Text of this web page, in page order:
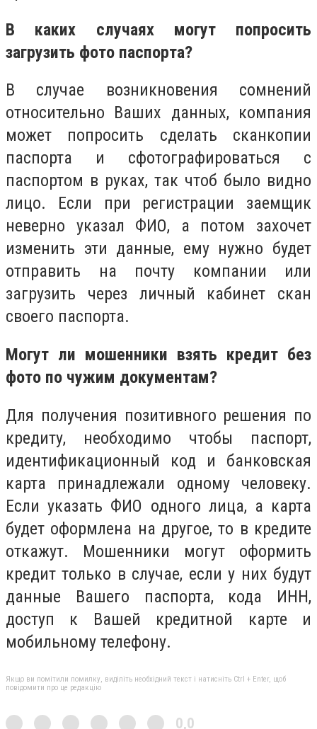
В каких случаях могут попросить
загрузить фото паспорта?
В случае возникновения сомнений
относительно Ваших данных, компания
может попросить сделать сканкопии
паспорта и сфотографироваться с
паспортом в руках, так чтоб было видно
лицо. Если при регистрации заемщик
неверно указал ФИО, а потом захочет
изменить эти данные, ему нужно будет
отправить на почту компании или
загрузить через личный кабинет скан
своего паспорта.
Могут ли мошенники взять кредит без
фото по чужим документам?
Для получения позитивного решения по
кредиту, необходимо чтобы паспорт,
идентификационный код и банковская
карта принадлежали одному человеку.
Если указать ФИО одного лица, а карта
будет оформлена на другое, то в кредите
откажут. Мошенники могут оформить
кредит только в случае, если у них будут
данные Вашего паспорта, кода ИНН,
доступ к Вашей кредитной карте и
мобильному телефону.
Якщо ви помітили помилку, виділіть необхідний текст і натисніть Ctrl + Enter, щоб
повідомити про це редакцію
0,0